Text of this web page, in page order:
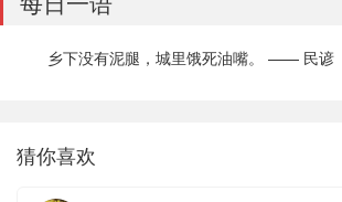
乡下没有泥腿，城里饿死油嘴。 —— 民谚
猜你喜欢